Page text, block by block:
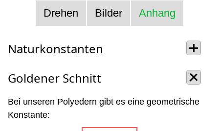
Drehen Bilder Anhang
Naturkonstanten
Goldener Schnitt
Bei unseren Polyedern gibt es eine geometrische
Konstante: